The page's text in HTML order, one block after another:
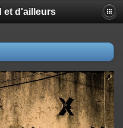
et d'ailleurs